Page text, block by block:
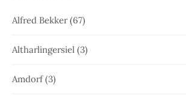
Alfred Bekker(67)
Altharlingersiel (3)
Amdorf(3)